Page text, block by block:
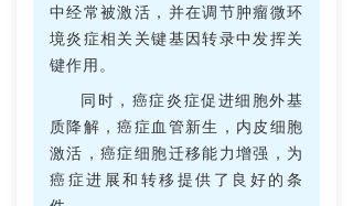
中经常被激活，并在调节肿瘤微环
境炎症相关关键基因转录中发挥关
键作用。
同时，癌症炎症促进细胞外基
质降解，癌症血管新生，内皮细胞
激活，癌症细胞迁移能力增强，为
癌症进展和转移提供了良好的条